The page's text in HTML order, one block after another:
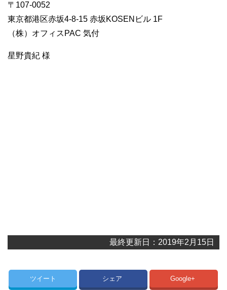
〒107-0052
東京都港区赤坂4-8-15 赤坂KOSENビル 1F
（株）オフィスPAC 気付
星野貴紀 様
最終更新日：2019年2月15日
ツイート シェア Google+